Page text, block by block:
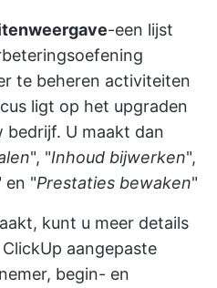
-een lijst
te beheren activiteiten
ligt op het upgraden
bedrijf. U maakt dan
", "Inhoud bijwerken",
en "Prestaties bewaken"
kunt u meer details
ClickUp aangepaste
begin- en